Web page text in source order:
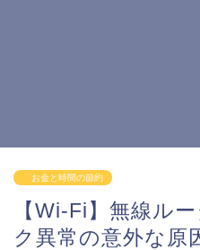
お金と時間の節約
【Wi-Fi】無線ル
ク異常の意外な原